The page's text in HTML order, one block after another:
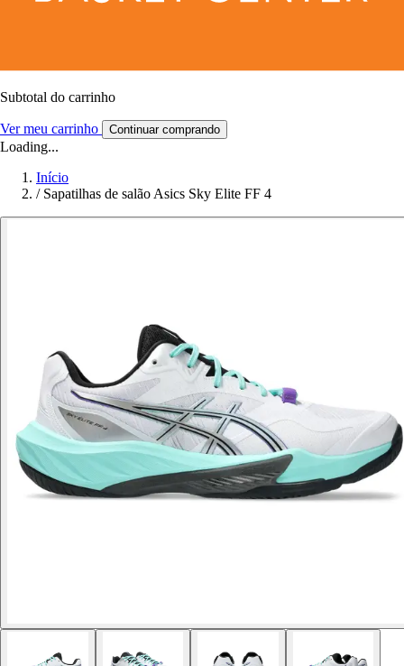
Subtotal do carrinho
Ver meu carrinho Continuar comprando
Loading...
Início
/ Sapatilhas de salão Asics Sky Elite FF 4